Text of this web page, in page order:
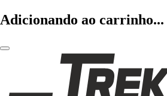
Adicionando ao carrinho...